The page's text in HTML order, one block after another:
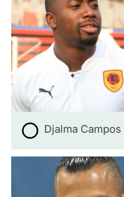
Djalma Campos